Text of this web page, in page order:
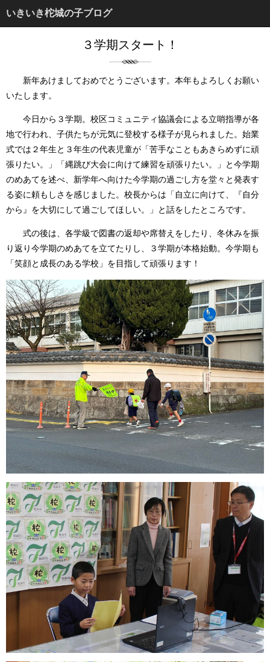
いきいき柁城の子ブログ
３学期スタート！
新年あけましておめでとうございます。本年もよろしくお願い
いたします。
今日から３学期。校区コミュニティ協議会による立哨指導が各
地で行われ、子供たちが元気に登校する様子が見られました。始業
式では２年生と３年生の代表児童が「苦手なこともあきらめずに頑
張りたい。」「縄跳び大会に向けて練習を頑張りたい。」と今学期
のめあてを述べ、新学年へ向けた今学期の過ごし方を堂々と発表す
る姿に頼もしさを感じました。校長からは「自立に向けて、『自分
から』を大切にして過ごしてほしい。」と話をしたところです。
式の後は、各学級で図書の返却や席替えをしたり、冬休みを振
り返り今学期のめあてを立てたりし、３学期が本格始動。今学期も
「笑顔と成長のある学校」を目指して頑張ります！